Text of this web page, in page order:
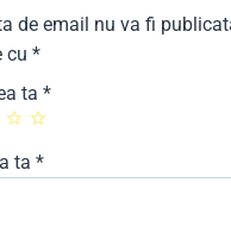
de email nu va fi
cu*
ta*
ta*